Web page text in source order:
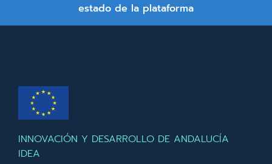
estado de la plataforma
INNOVACIÓN Y DESARROLLO DE ANDALUCÍA
IDEA